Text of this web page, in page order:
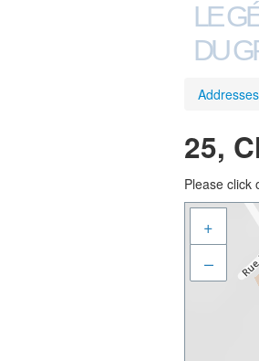
LE
DU
Addresses
25,
Please click
+
–